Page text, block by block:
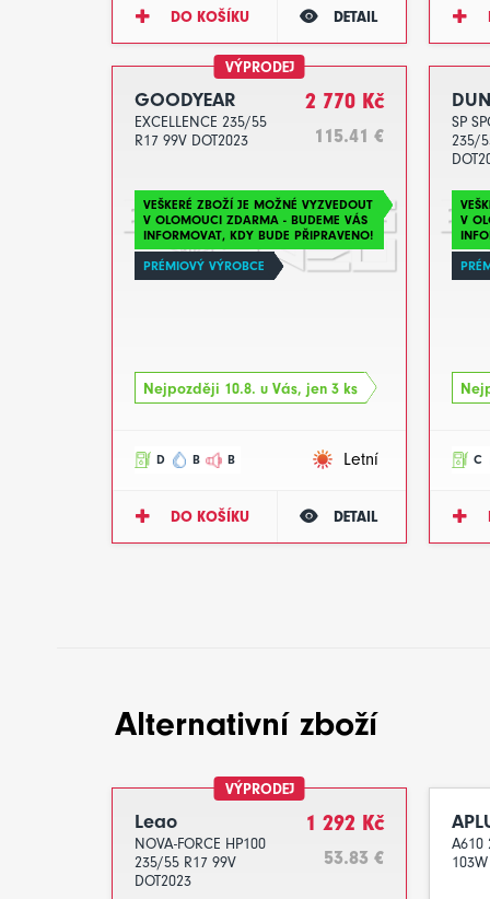
DO KOŠÍKU DETAIL
VÝPRODEJ
GOODYEAR
EXCELLENCE 235/55
R17 99V DOT2023
2 770 Kč
115.41 €
VEŠKERÉ ZBOŽÍ JE MOŽNÉ VYZVEDOUT
V OLOMOUCI ZDARMA - BUDEME VÁS
INFORMOVAT, KDY BUDE PŘIPRAVENO!
PRÉMIOVÝ VÝROBCE
Nejpozději 10.8. u Vás, jen 3 ks
D B B Letní
DO KOŠÍKU DETAIL
SP
235/
V
C
Alternativní zboží
VÝPRODEJ
Leao
NOVA-FORCE HP100
235/55 R17 99V
DOT2023
1 292 Kč
53.83 €
A610